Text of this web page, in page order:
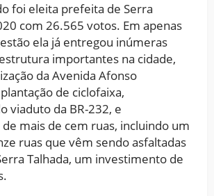
foi eleita prefeita de Serra
com 26.565 votos. Em apenas
ela já entregou inúmeras
importantes na cidade,
da Avenida Afonso
de ciclofaixa,
viaduto da BR-232, e
mais de cem ruas, incluindo um
ruas que vêm sendo asfaltadas
Talhada, um investimento de